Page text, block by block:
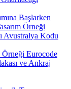
Başlarken
Örneği
Avustralya Kodu
Örneği Eurocode
ve Ankraj